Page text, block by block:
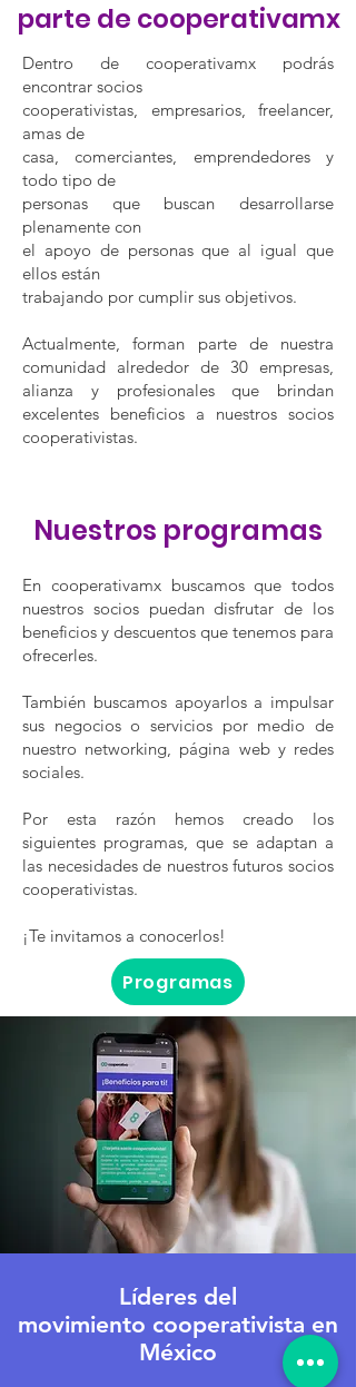
parte de cooperativamx
Dentro de cooperativamx podrás
encontrar socios
cooperativistas, empresarios, freelancer,
amas de
casa, comerciantes, emprendedores y
todo tipo de
personas que buscan desarrollarse
plenamente con
el apoyo de personas que al igual que
ellos están
trabajando por cumplir sus objetivos.
Actualmente, forman parte de nuestra
comunidad alrededor de 30 empresas,
alianza y profesionales que brindan
excelentes beneficios a nuestros socios
cooperativistas.
Nuestros programas
En cooperativamx buscamos que todos
nuestros socios puedan disfrutar de los
beneficios y descuentos que tenemos para
ofrecerles.
También buscamos apoyarlos a impulsar
sus negocios o servicios por medio de
nuestro networking, página web y redes
sociales.
Por esta razón hemos creado los
siguientes programas, que se adaptan a
las necesidades de nuestros futuros socios
cooperativistas.
¡Te invitamos a conocerlos!
Programas
Líderes del
movimiento cooperativista en
México